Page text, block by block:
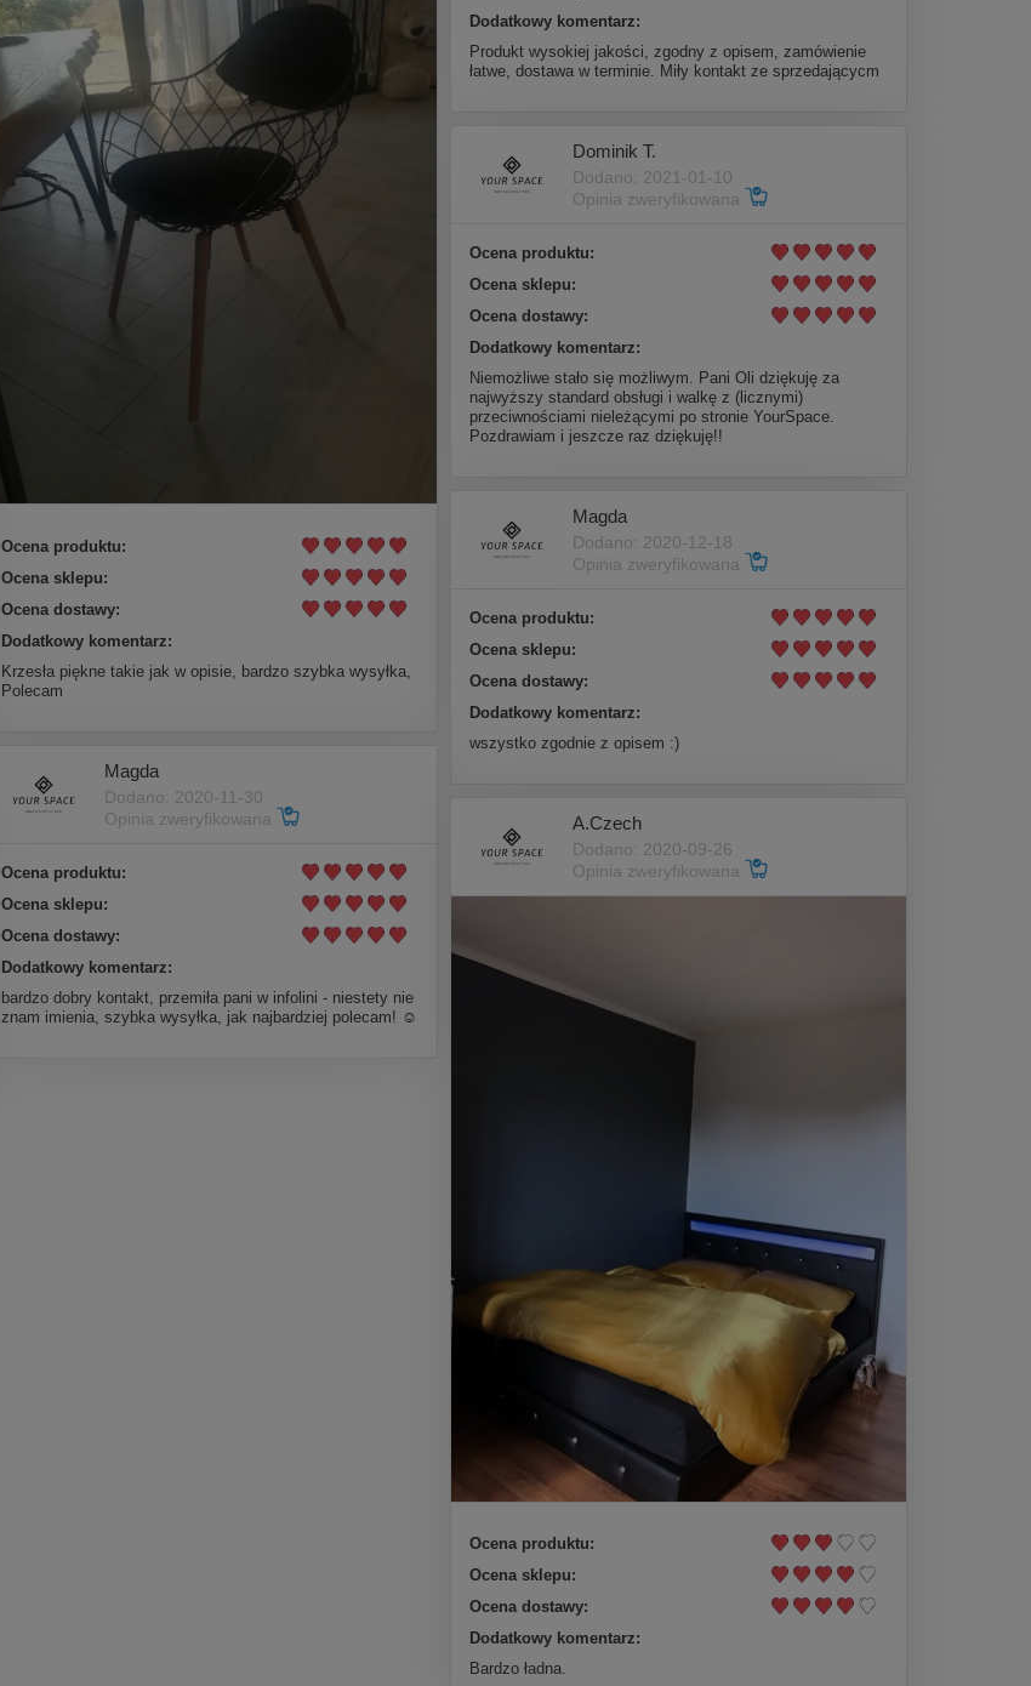
Ocena produktu:
Ocena sklepu:
Ocena dostawy:
Dodatkowy komentarz:
Krzesła piękne takie jak w opisie, bardzo szybka wysyłka,
Polecam
Dodatkowy komentarz:
Produkt wysokiej jakości, zgodny z opisem, zamówienie
łatwe, dostawa w terminie. Miły kontakt ze sprzedającycm
Dominik T.
Dodano: 2021-01-10
Opinia zweryfikowana
Ocena produktu:
Ocena sklepu:
Ocena dostawy:
Dodatkowy komentarz:
Niemożliwe stało się możliwym. Pani Oli dziękuję za
najwyższy standard obsługi i walkę z (licznymi)
przeciwnościami nieleżącymi po stronie YourSpace.
Pozdrawiam i jeszcze raz dziękuję!!
Magda
Dodano: 2020-12-18
Opinia zweryfikowana
Ocena produktu:
Ocena sklepu:
Ocena dostawy:
Dodatkowy komentarz:
wszystko zgodnie z opisem :)
Magda
Dodano: 2020-11-30
Opinia zweryfikowana
Ocena produktu:
Ocena sklepu:
Ocena dostawy:
Dodatkowy komentarz:
bardzo dobry kontakt, przemiła pani w infolini - niestety nie
znam imienia, szybka wysyłka, jak najbardziej polecam! ☺️
A.Czech
Dodano: 2020-09-26
Opinia zweryfikowana
Ocena produktu:
Ocena sklepu:
Ocena dostawy:
Dodatkowy komentarz:
Bardzo ładna.